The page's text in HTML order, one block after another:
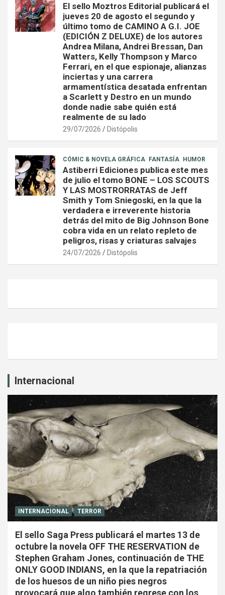
El sello Moztros Editorial publicará el
jueves 20 de agosto el segundo y
último tomo de CAMINO A G.I. JOE
(EDICIÓN Z DELUXE) de los autores
Andrea Milana, Andrei Bressan, Dan
Watters, Kelly Thompson y Marco
Ferrari, en el que espionaje, alianzas
inciertas y una carrera
armamentística desatada enfrentan
a Scarlett y Destro en un mundo
donde nadie sabe quién está
realmente de su lado
29/07/2026 Distópolis
CÓMIC & NOVELA GRÁFICA FANTASÍA HUMOR
Astiberri Ediciones publica este mes
de julio el tomo BONE – LOS SCOUTS
Y LAS MOSTRORRATAS de Jeff
Smith y Tom Sniegoski, en la que la
verdadera e irreverente historia
detrás del mito de Big Johnson Bone
cobra vida en un relato repleto de
peligros, risas y criaturas salvajes
24/07/2026 Distópolis
Internacional
INTERNACIONAL TERROR
El sello Saga Press publicará el martes 13 de
octubre la novela OFF THE RESERVATION de
Stephen Graham Jones, continuación de THE
ONLY GOOD INDIANS, en la que la repatriación
de los huesos de un niño pies negros
provocará que algo también regrese con los